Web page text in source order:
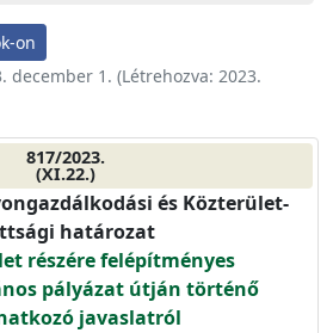
on
december 1. (Létrehozva: 2023.
817/2023.
(XI.22.)
és Közterület-
határozat
részére felépítményes
pályázat útján történő
javaslatról